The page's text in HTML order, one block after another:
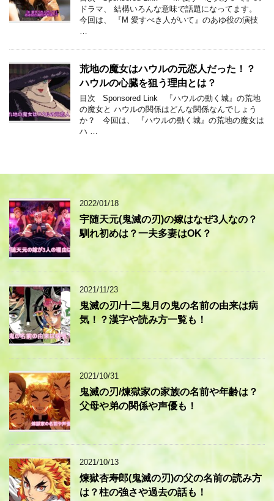
ドラマ、 結構いろんな意味で話題になってます。
今回は、 『M 愛すべき人がいて』のあゆ役の演技
…
荒地の魔女はハウルの元恋人だった！？
ハウルの心臓を狙う理由とは？
目次 Sponsored Link 『ハウルの動く城』の荒地
の魔女と ハウルの関係はどんな関係なんでしょう
か？ 今回は、 『ハウルの動く城』の荒地の魔女は
ハ …
2022/01/18
宇随天元(鬼滅の刃)の嫁はなぜ3人なの？
馴れ初めは？一夫多妻はOK？
2021/11/23
鬼滅の刃/十二鬼月の鬼の名前の由来は病
気！？漢字や読み方一覧も！
2021/10/31
鬼滅の刃/煉獄家の家族の名前や年齢は？
父母や弟の関係や声優も！
2021/10/13
煉獄杏寿郎(鬼滅の刃)の父の名前の読み方
は？柱の強さや過去の話も！